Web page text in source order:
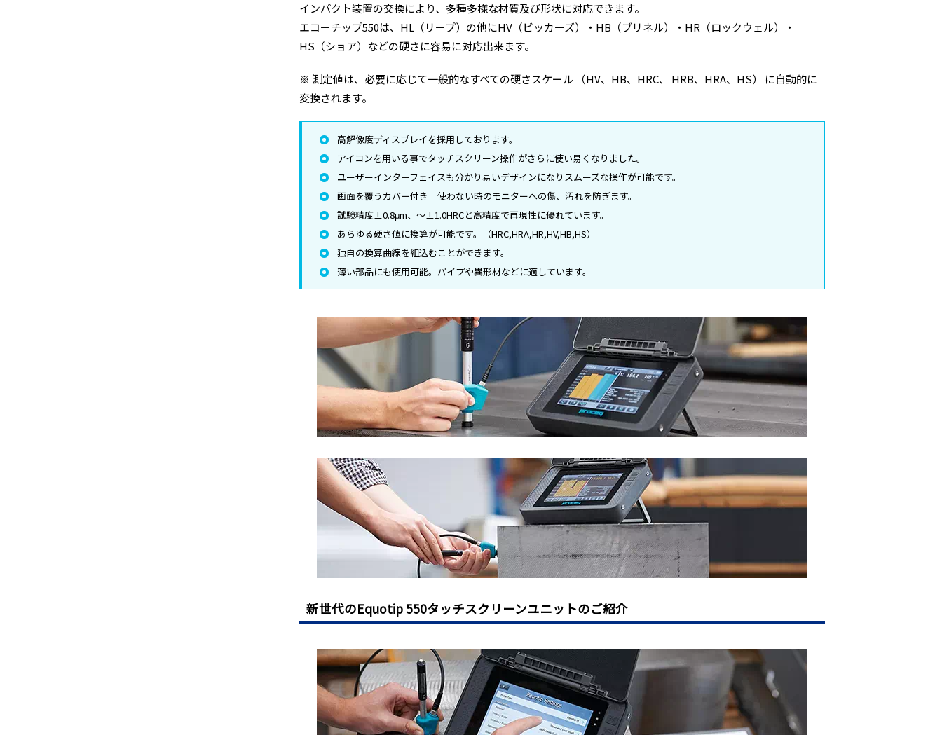
インパクト装置の交換により、多種多様な材質及び形状に対応できます。
エコーチップ550は、HL（リープ）の他にHV（ビッカーズ）・HB（ブリネル）・HR（ロックウェル）・
HS（ショア）などの硬さに容易に対応出来ます。
※ 測定値は、必要に応じて一般的なすべての硬さスケール （HV、HB、HRC、 HRB、HRA、HS） に自動的に
変換されます。
高解像度ディスプレイを採用しております。
アイコンを用いる事でタッチスクリーン操作がさらに使い易くなりました。
ユーザーインターフェイスも分かり易いデザインになりスムーズな操作が可能です。
画面を覆うカバー付き 使わない時のモニターへの傷、汚れを防ぎます。
試験精度±0.8μm、～±1.0HRCと高精度で再現性に優れています。
あらゆる硬さ値に換算が可能です。（HRC,HRA,HR,HV,HB,HS）
独自の換算曲線を組込むことができます。
薄い部品にも使用可能。パイプや異形材などに適しています。
新世代のEquotip 550タッチスクリーンユニットのご紹介